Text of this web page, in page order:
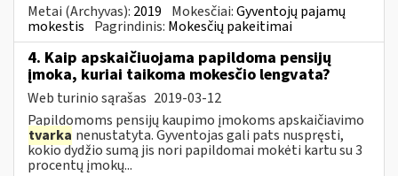
Metai (Archyvas): 2019 Mokesčiai:Gyventojų pajamų
mokestis Pagrindinis: Mokesčių pakeitimai
4. Kaip apskaičiuojama papildoma pensijų
įmoka, kuriai taikoma mokesčio lengvata?
Web turinio sąrašas 2019-03-12
Papildomoms pensijų kaupimo įmokoms apskaičiavimo
tvarka nenustatyta. Gyventojas gali pats nuspręsti,
kokio dydžio sumą jis nori papildomai mokėti kartu su 3
procentų įmokų...